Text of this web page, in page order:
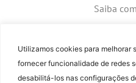
Utilizamos cookies para melhorar
fornecer funcionalidade de redes
desabilitá-los nas configurações
Saiba
+ 55 (31)